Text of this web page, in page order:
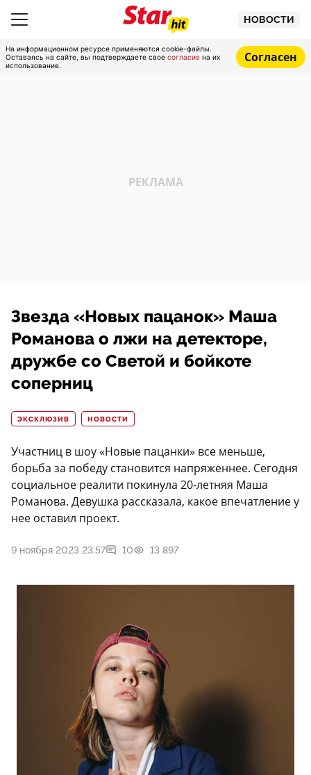
НОВОСТИ
На информационном ресурсе применяются cookie-файлы.
Оставаясь на сайте, вы подтверждаете свое согласие на их
использование.
Согласен
Звезда «Новых пацанок» Маша
Романова о лжи на детекторе,
дружбе со Светой и бойкоте
соперниц
ЭКСКЛЮЗИВ НОВОСТИ
Участниц в шоу «Новые пацанки» все меньше,
борьба за победу становится напряженнее. Сегодня
социальное реалити покинула 20-летняя Маша
Романова. Девушка рассказала, какое впечатление у
нее оставил проект.
9 ноября 2023 23:57 10 13 897